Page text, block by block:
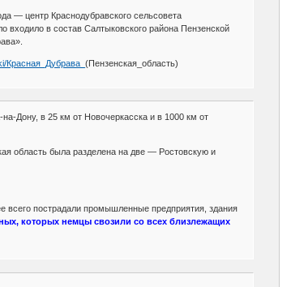
— центр Краснодубравского сельсовета
в состав Салтыковского района Пензенской
Красная_Дубрава_ (Пензенская_область)
Дону, в 25 км от Новочеркасска и в 1000 км от
область была разделена на две — Ростовскую и
пострадали промышленные предприятия, здания
которых немцы свозили со всех близлежащих